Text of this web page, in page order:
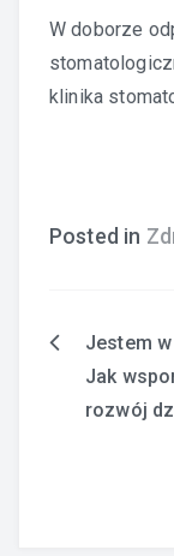
W doborze
klinika
Posted in
Nawigacja
Jestem
Jak
rozwój